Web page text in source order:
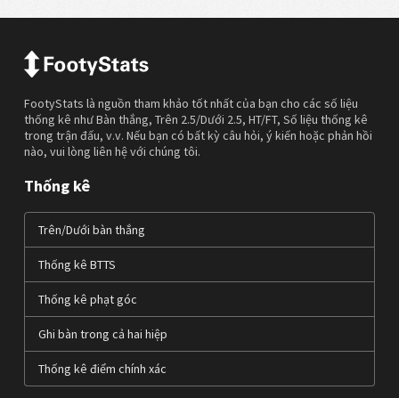
FootyStats là nguồn tham khảo tốt nhất của bạn cho các số liệu
thống kê như Bàn thắng, Trên 2.5/Dưới 2.5, HT/FT, Số liệu thống kê
trong trận đấu, v.v. Nếu bạn có bất kỳ câu hỏi, ý kiến hoặc phản hồi
nào, vui lòng liên hệ với chúng tôi.
Thống kê
Trên/Dưới bàn thắng
Thống kê BTTS
Thống kê phạt góc
Ghi bàn trong cả hai hiệp
Thống kê điểm chính xác